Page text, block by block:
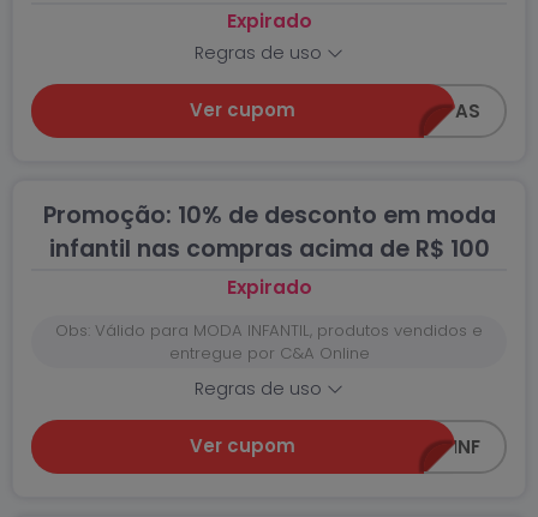
Expirado
Regras de uso
Ver cupom Z0618-MAS
Promoção: 10% de desconto em moda
infantil nas compras acima de R$ 100
Expirado
Obs: Válido para MODA INFANTIL, produtos vendidos e
entregue por C&A Online
Regras de uso
Ver cupom Z0618-INF